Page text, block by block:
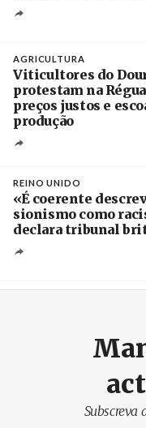
AGRICULTURA
Viticultores do
protestam na
preços justos e
produção
REINO UNIDO
«É coerente
sionismo como
declara tribunal
Subscreva